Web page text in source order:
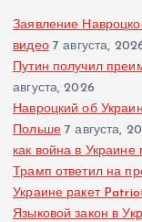
Заявление
видео 7 августа,
Путин получил
августа, 2026
Навроцкий об
Польше 7 августа,
как война в
Трамп ответил на
Украине ракет
Языковой закон в